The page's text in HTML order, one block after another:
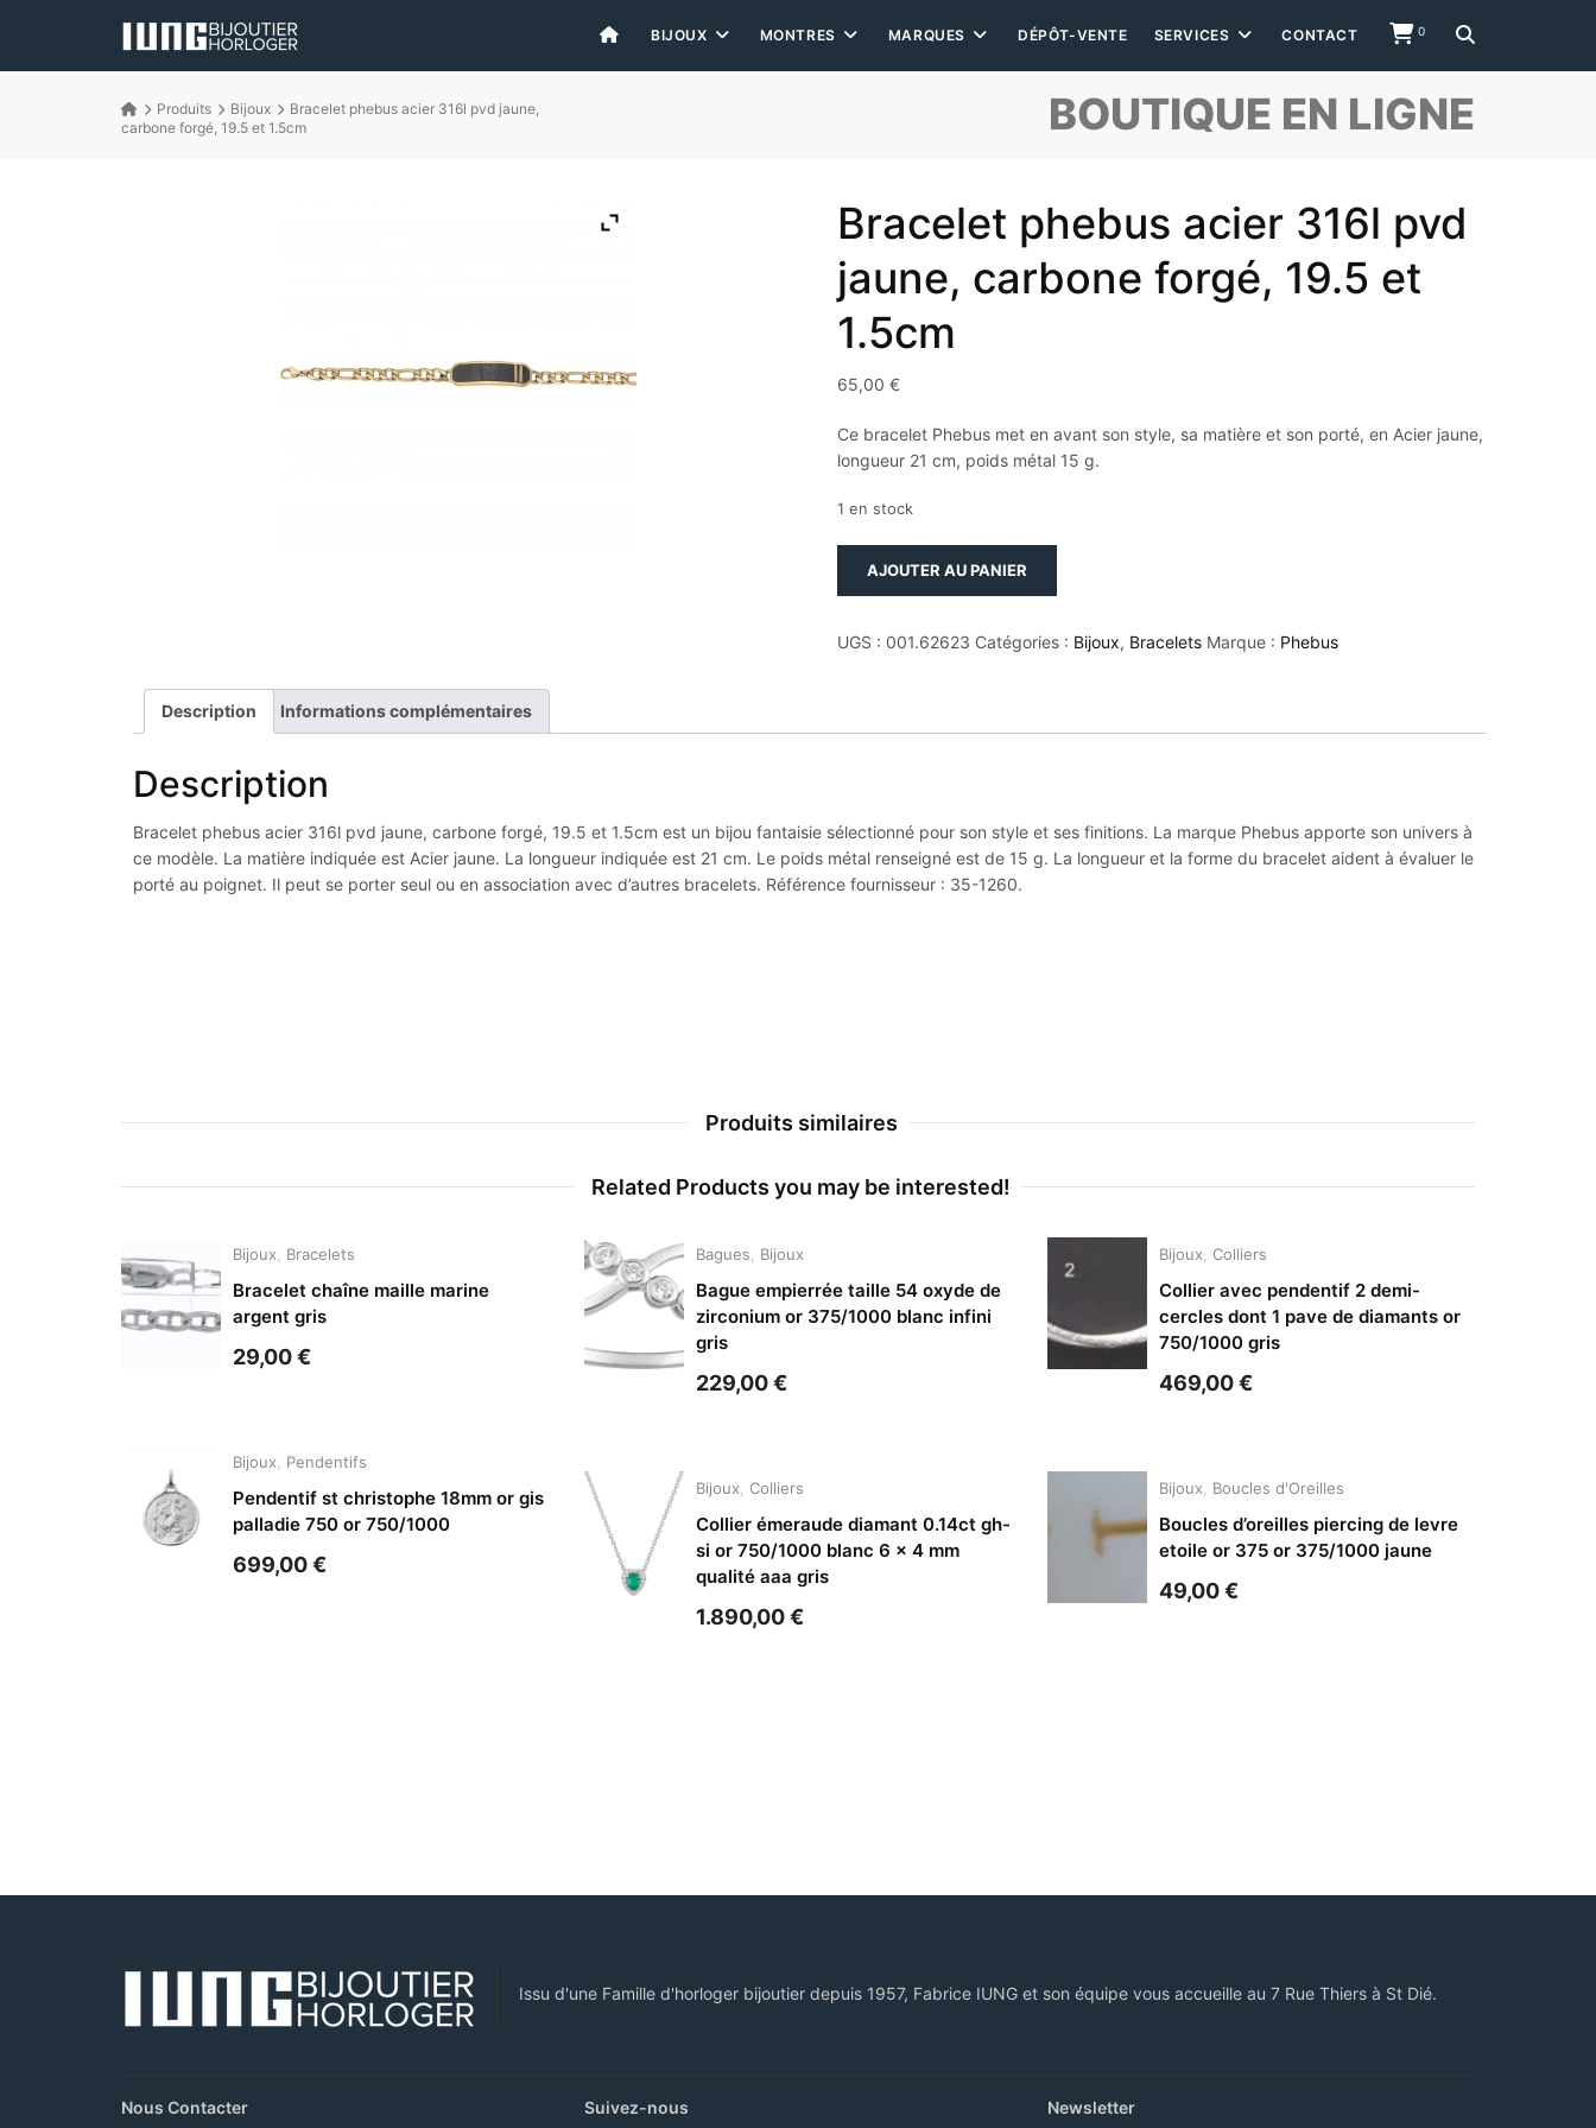
0
BIJOUX MONTRES MARQUES DÉPÔT-VENTE SERVICES CONTACT
BOUTIQUE EN LIGNE
Produits Bijoux
Bracelet phebus acier 316l pvd jaune,
carbone forgé, 19.5 et 1.5cm
Bracelet phebus acier 316l pvd
jaune, carbone forgé, 19.5 et
1.5cm
65,00 €
Ce bracelet Phebus met en avant son style, sa matière et son porté, en Acier jaune,
longueur 21 cm, poids métal 15 g.
1 en stock
phebus
jaune,
et
1.5cm
AJOUTER AU PANIER
UGS : 001.62623 Catégories : Bijoux, Bracelets Marque : Phebus
Description Informations complémentaires
Description
Bracelet phebus acier 316l pvd jaune, carbone forgé, 19.5 et 1.5cm est un bijou fantaisie sélectionné pour son style et ses finitions. La marque Phebus apporte son univers à
ce modèle. La matière indiquée est Acier jaune. La longueur indiquée est 21 cm. Le poids métal renseigné est de 15 g. La longueur et la forme du bracelet aident à évaluer le
porté au poignet. Il peut se porter seul ou en association avec d’autres bracelets. Référence fournisseur : 35-1260.
Produits similaires
Related Products you may be interested!
Bijoux Bracelets
Bracelet chaîne maille marine
argent gris
29,00€
Bijoux Pendentifs
Pendentif st christophe 18mm or gis
palladie 750 or 750/1000
699,00€
Bagues Bijoux
Bague empierrée taille 54 oxyde de
zirconium or 375/1000 blanc infini
gris
229,00€
Bijoux Colliers
Collier émeraude diamant 0.14ct gh-
si or 750/1000 blanc 6 x 4 mm
qualité aaa gris
1.890,00€
Bijoux Colliers
Collier avec pendentif 2 demi-
cercles dont 1 pave de diamants or
750/1000 gris
469,00€
Bijoux Boucles d'Oreilles
Boucles d’oreilles piercing de levre
etoile or 375 or 375/1000 jaune
49,00€
Issu d'une Famille d'horloger bijoutier depuis 1957, Fabrice IUNG et son équipe vous accueille au 7 Rue Thiers à St Dié.
Nous Contacter Suivez-nous Newsletter